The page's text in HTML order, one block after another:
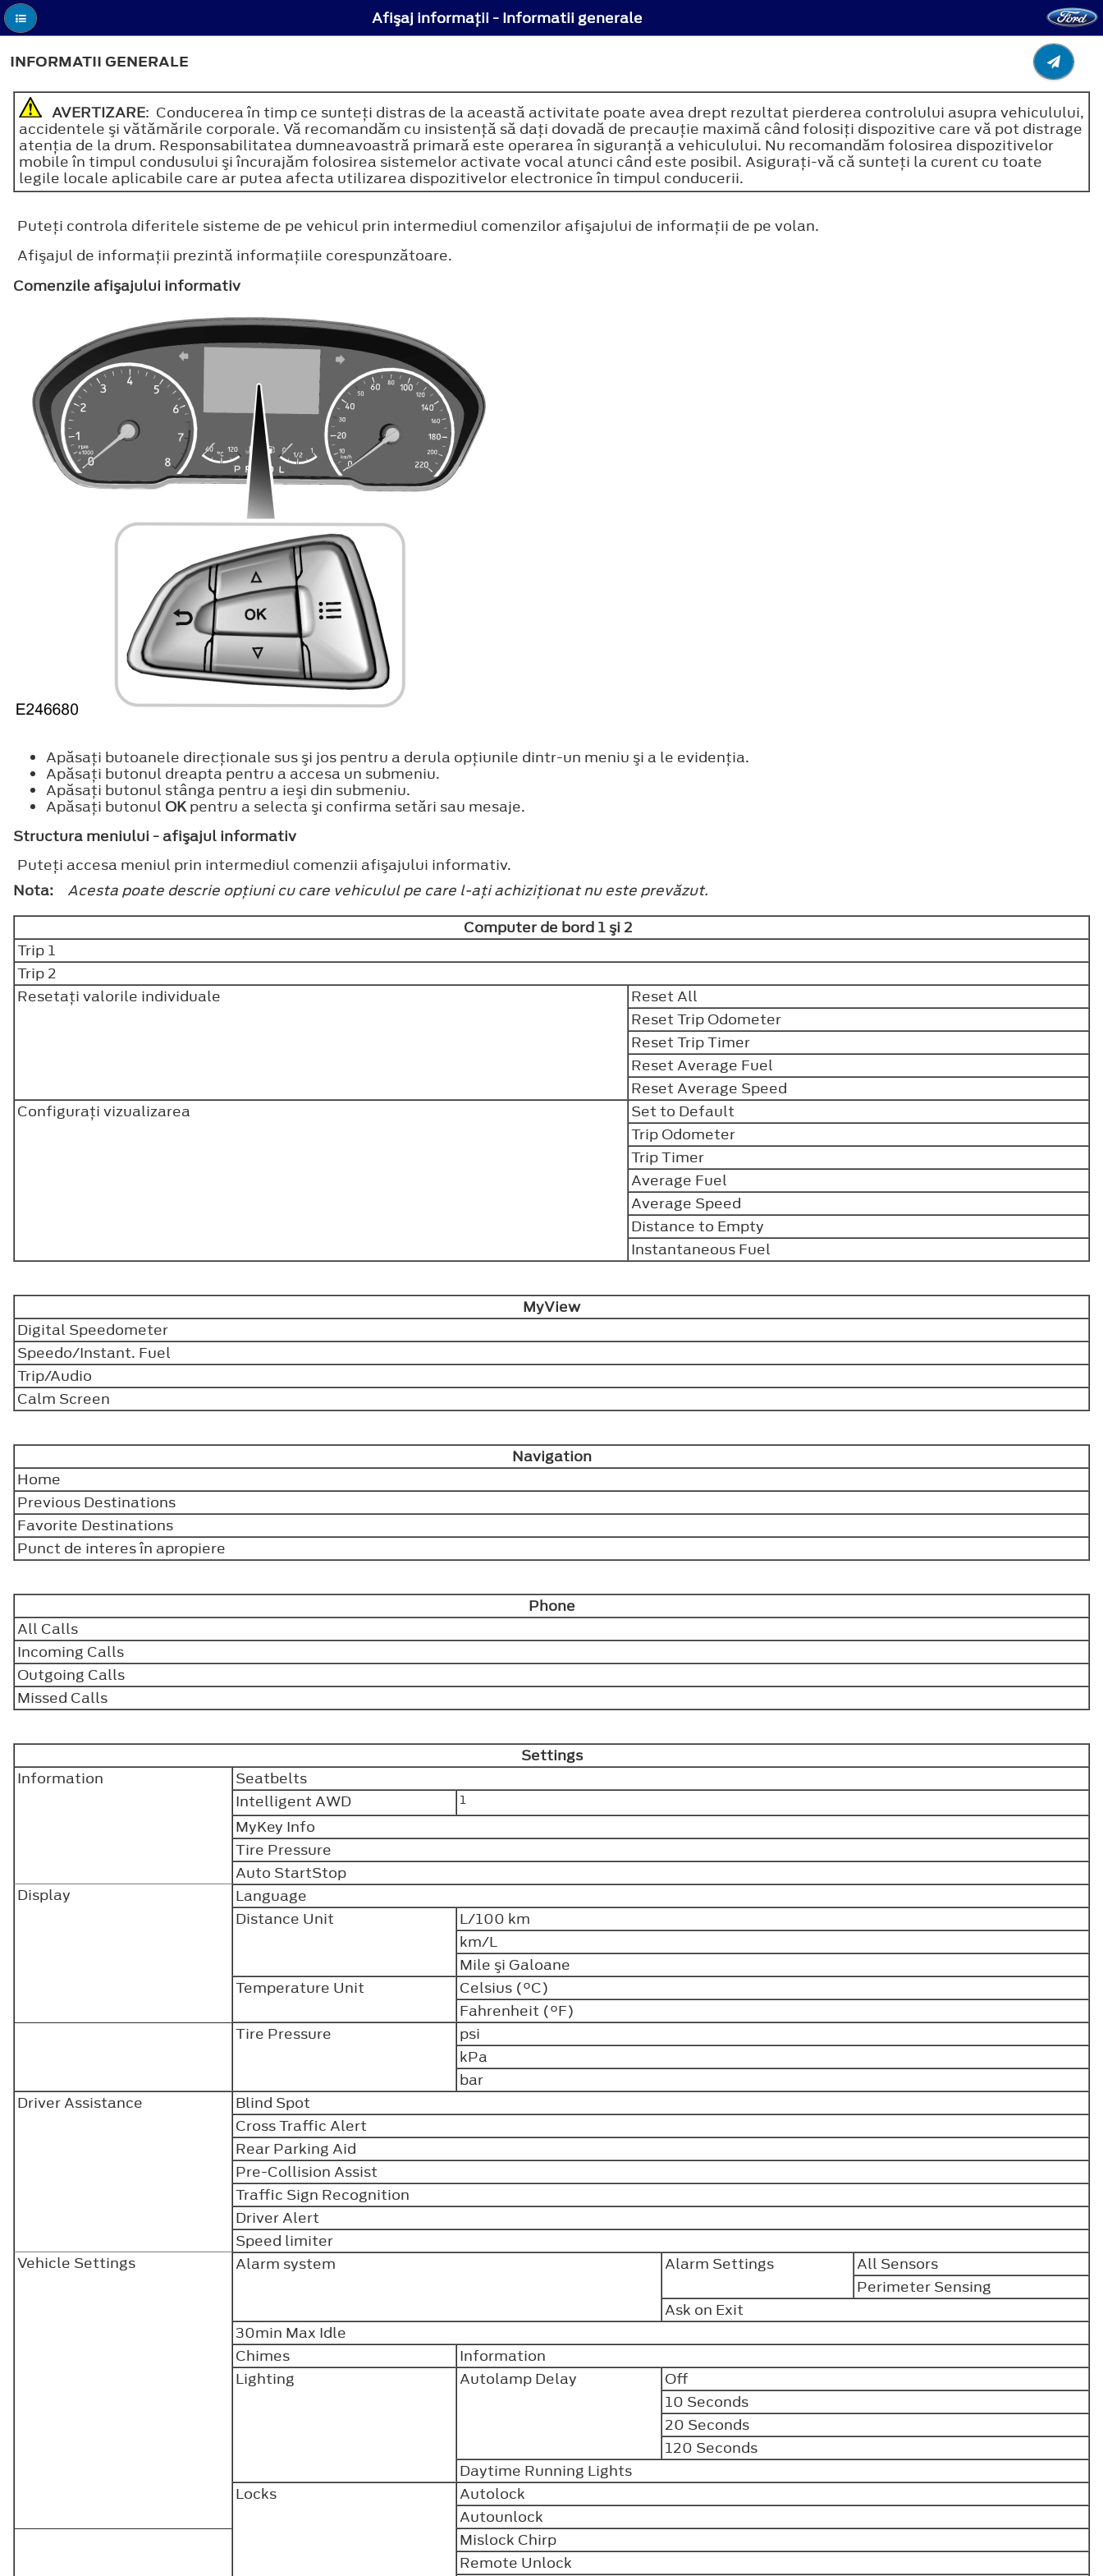
Afişaj informaţii - Informatii generale
INFORMATII GENERALE
AVERTIZARE: Conducerea în timp ce sunteţi distras de la această activitate poate avea drept rezultat pierderea controlului asupra vehiculului,
accidentele şi vătămările corporale. Vă recomandăm cu insistenţă să daţi dovadă de precauţie maximă când folosiţi dispozitive care vă pot distrage
atenţia de la drum. Responsabilitatea dumneavoastră primară este operarea în siguranţă a vehiculului. Nu recomandăm folosirea dispozitivelor
mobile în timpul condusului şi încurajăm folosirea sistemelor activate vocal atunci când este posibil. Asiguraţi-vă că sunteţi la curent cu toate
legile locale aplicabile care ar putea afecta utilizarea dispozitivelor electronice în timpul conducerii.
Puteţi controla diferitele sisteme de pe vehicul prin intermediul comenzilor afişajului de informaţii de pe volan.
Afişajul de informaţii prezintă informaţiile corespunzătoare.
Comenzile afişajului informativ
Apăsaţi butoanele direcţionale sus şi jos pentru a derula opţiunile dintr-un meniu şi a le evidenţia.
Apăsaţi butonul dreapta pentru a accesa un submeniu.
Apăsaţi butonul stânga pentru a ieşi din submeniu.
Apăsaţi butonul OKpentru a selecta şi confirma setări sau mesaje.
Structura meniului - afişajul informativ
Puteţi accesa meniul prin intermediul comenzii afişajului informativ.
Nota:
Acesta poate descrie opţiuni cu care vehiculul pe care l-aţi achiziţionat nu este prevăzut.
Computer de bord 1 şi 2
Trip 1
Trip 2
Resetaţi valorile individuale
Reset All
Reset Trip Odometer
Reset Trip Timer
Reset Average Fuel
Reset Average Speed
Configuraţi vizualizarea
Set to Default
Trip Odometer
Trip Timer
Average Fuel
Average Speed
Distance to Empty
Instantaneous Fuel
MyView
Digital Speedometer
Speedo/Instant. Fuel
Trip/Audio
Calm Screen
Navigation
Home
Previous Destinations
Favorite Destinations
Punct de interes în apropiere
Phone
All Calls
Incoming Calls
Outgoing Calls
Missed Calls
Settings
Information
Seatbelts
Intelligent AWD
1
MyKey Info
Tire Pressure
Auto StartStop
Display
Language
Distance Unit
L/100 km
km/L
Mile şi Galoane
Temperature Unit
Celsius (°C)
Fahrenheit (°F)
Tire Pressure
psi
kPa
bar
Driver Assistance
Blind Spot
Cross Traffic Alert
Rear Parking Aid
Pre-Collision Assist
Traffic Sign Recognition
Driver Alert
Speed limiter
Vehicle Settings
Alarm system Alarm Settings
All Sensors
Perimeter Sensing
Ask on Exit
30min Max Idle
Chimes
Information
Lighting
Autolamp Delay
Off
10 Seconds
20 Seconds
120 Seconds
Daytime Running Lights
Locks
Autolock
Autounlock
Mislock Chirp
Remote Unlock